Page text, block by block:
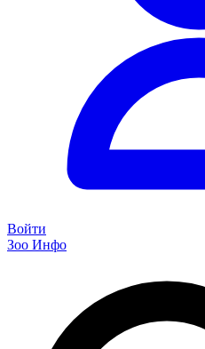
Войти
Зоо Инфо